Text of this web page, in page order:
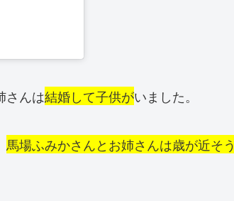
さんは結婚して子供がいました。
馬場ふみかさんとお姉さんは歳が近そう